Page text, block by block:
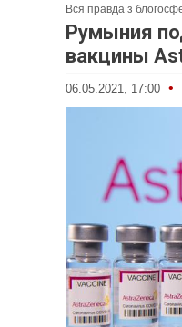
Вся правда з
Румыния
вакцины
06.05.2021, 17:00 •